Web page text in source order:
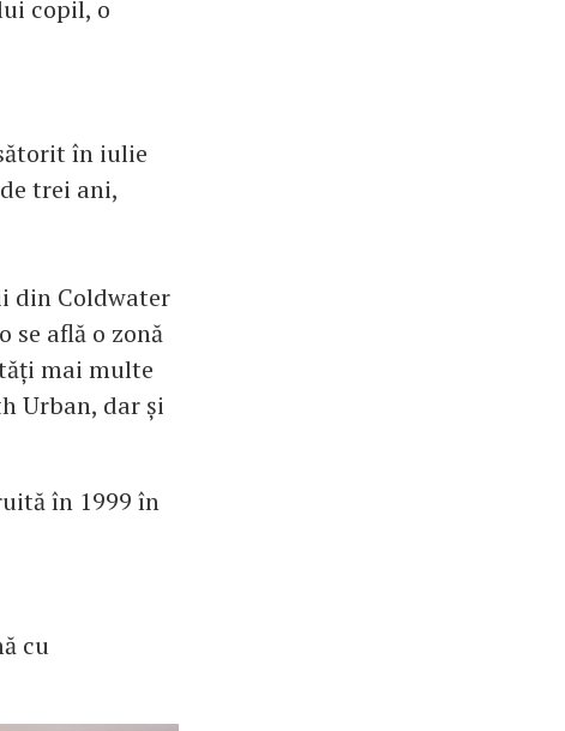
copil, o
în iulie
trei ani,
din Coldwater
se află o zonă
mai multe
Urban, dar și
în 1999 în
cu